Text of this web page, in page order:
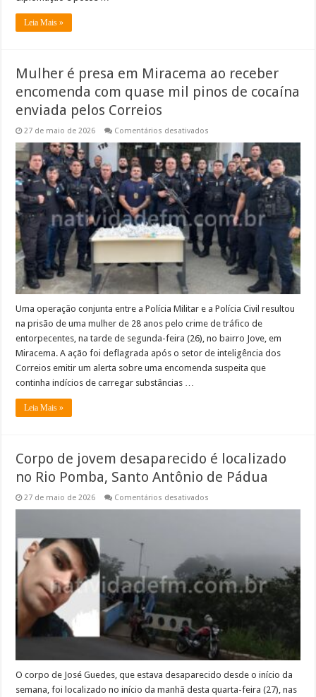
Leia Mais »
Mulher é presa em Miracema ao receber
encomenda com quase mil pinos de cocaína
enviada pelos Correios
27 de maio de 2026 Comentários desativados
é
presa
em
Miracema
ao
receber
encomenda
com
quase
mil
pinos
de
cocaína
enviada
pelos
Uma operação conjunta entre a Polícia Militar e a Polícia Civil resultou
na prisão de uma mulher de 28 anos pelo crime de tráfico de
entorpecentes, na tarde de segunda-feira (26), no bairro Jove, em
Miracema. A ação foi deflagrada após o setor de inteligência dos
Correios emitir um alerta sobre uma encomenda suspeita que
continha indícios de carregar substâncias …
Leia Mais »
Corpo de jovem desaparecido é localizado
no Rio Pomba, Santo Antônio de Pádua
27 de maio de 2026 Comentários desativados
no
Rio
Pomba,
Santo
Antônio
Pádua
O corpo de José Guedes, que estava desaparecido desde o início da
semana, foi localizado no início da manhã desta quarta-feira (27), nas